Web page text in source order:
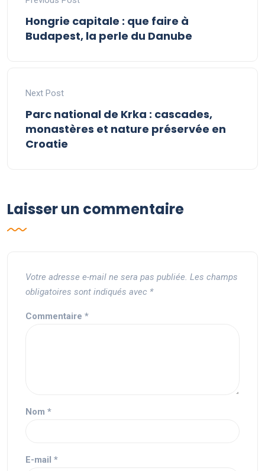
Hongrie capitale : que faire à
Budapest, la perle du Danube
Next Post
Parc national de Krka : cascades,
monastères et nature préservée en
Croatie
Laisser un commentaire
Votre adresse e-mail ne sera pas publiée. Les champs
obligatoires sont indiqués avec *
Commentaire *
Nom *
E-mail *